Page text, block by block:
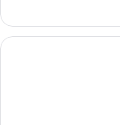
Junior
(Superior
2+2)